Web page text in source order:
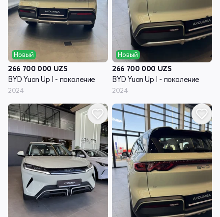
Новый
266 700 000 UZS
BYD Yuan Up I - поколение
2024
Новый
266 700 000 UZS
BYD Yuan Up I - поколение
2024